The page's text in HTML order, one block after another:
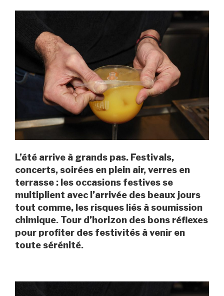
L’été arrive à grands pas. Festivals,
concerts, soirées en plein air, verres en
terrasse : les occasions festives se
multiplient avec l’arrivée des beaux jours
tout comme, les risques liés à soumission
chimique. Tour d’horizon des bons réflexes
pour profiter des festivités à venir en
toute sérénité.